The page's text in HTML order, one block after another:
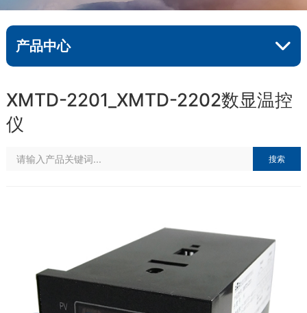
产品中心
XMTD-2201_XMTD-2202数显温控
仪
搜索